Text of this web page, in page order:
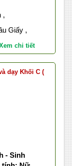
,
Giấy ,
chi tiết
dạy Khối C (
- Sinh